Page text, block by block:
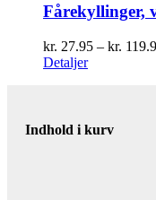
Fårekyllinger,
kr. 27.95 – kr.
Detaljer
Indhold i kurv